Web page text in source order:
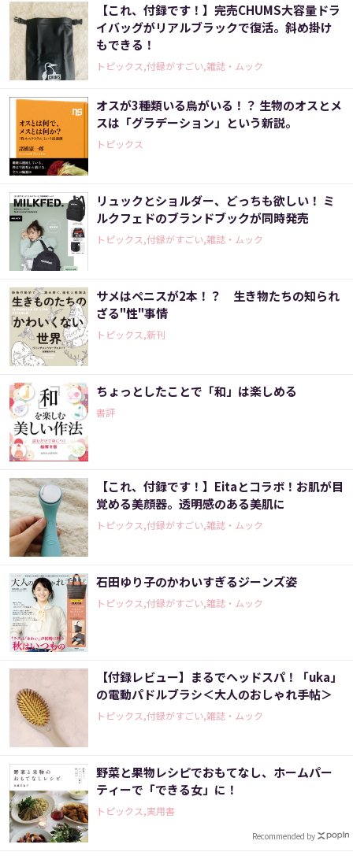
【これ、付録です！】完売CHUMS大容量ドラ
イバッグがリアルブラックで復活。斜め掛け
もできる！
トピックス,付録がすごい,雑誌・ムック
オスが3種類いる鳥がいる！？ 生物のオスとメ
スは「グラデーション」という新説。
トピックス
リュックとショルダー、どっちも欲しい！ ミ
ルクフェドのブランドブックが同時発売
トピックス,付録がすごい,雑誌・ムック
サメはペニスが2本！？ 生き物たちの知られ
ざる"性"事情
トピックス,新刊
ちょっとしたことで「和」は楽しめる
書評
【これ、付録です！】Eitaとコラボ！お肌が目
覚める美顔器。透明感のある美肌に
トピックス,付録がすごい,雑誌・ムック
石田ゆり子のかわいすぎるジーンズ姿
トピックス,付録がすごい,雑誌・ムック
【付録レビュー】まるでヘッドスパ！「uka」
の電動パドルブラシ＜大人のおしゃれ手帖＞
トピックス,付録がすごい,雑誌・ムック
野菜と果物レシピでおもてなし、ホームパー
ティーで「できる女」に！
トピックス,実用書
Recommended by